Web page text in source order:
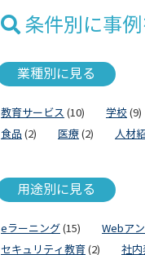
条件別に事
業種別に見る
教育サービス (10) 学校 (9)
食品 (2) 医療 (2) 人材
用途別に見る
eラーニング (15) Webア
セキュリティ教育 (2) 社内